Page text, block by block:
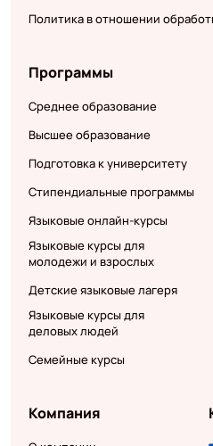
Политика в отношении
Программы
Среднее образование
Высшее образование
Подготовка к университету
Стипендиальные программы
Языковые онлайн-курсы
Языковые курсы для
молодежи и взрослых
Детские языковые лагеря
Языковые курсы для
деловых людей
Семейные курсы
Компания